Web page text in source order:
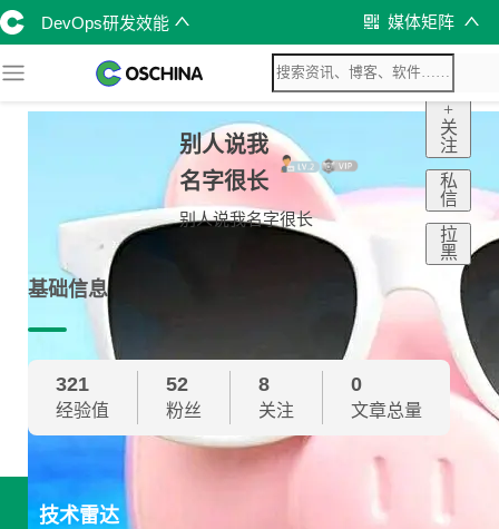
DevOps研发效能 媒体矩阵
别人说我
名字很长
别人说我名字很长
+
关
注
私
信
拉
黑
基础信息
321
经验值
52
粉丝
8
关注
0
文章总量
技术雷达